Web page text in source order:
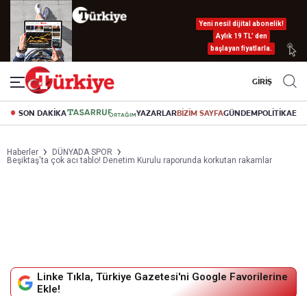
Yeni nesil dijital abonelik!
Aylık 19 TL’ den
başlayan fiyatlarla.
GİRİŞ
SON DAKİKA YAZARLARBİZİM SAYFAGÜNDEMPOLİTİKA
Haberler
DÜNYADA SPOR
Beşiktaş'ta çok acı tablo! Denetim Kurulu raporunda korkutan rakamlar
Linke Tıkla, Türkiye Gazetesi'ni Google Favorilerine
Ekle!